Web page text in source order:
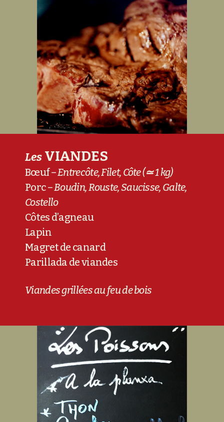
Les VIANDES
Bœuf –Entrecôte, Filet, Côte (≃1 kg)
Porc –Boudin, Rouste, Saucisse, Galte,
Costello
Côtes d’agneau
Lapin
Magret de canard
Parillada de viandes
Viandes grillées au feu de bois